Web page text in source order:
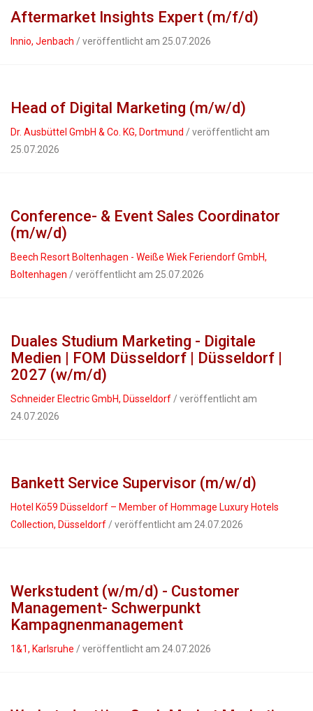
Aftermarket Insights Expert (m/f/d)
Innio, Jenbach / veröffentlicht am 25.07.2026
Head of Digital Marketing (m/w/d)
Dr. Ausbüttel GmbH & Co. KG, Dortmund / veröffentlicht am
25.07.2026
Conference- & Event Sales Coordinator
(m/w/d)
Beech Resort Boltenhagen - Weiße Wiek Feriendorf GmbH,
Boltenhagen / veröffentlicht am 25.07.2026
Duales Studium Marketing - Digitale
Medien | FOM Düsseldorf | Düsseldorf |
2027 (w/m/d)
Schneider Electric GmbH, Düsseldorf / veröffentlicht am
24.07.2026
Bankett Service Supervisor (m/w/d)
Hotel Kö59 Düsseldorf – Member of Hommage Luxury Hotels
Collection, Düsseldorf / veröffentlicht am 24.07.2026
Werkstudent (w/m/d) - Customer
Management- Schwerpunkt
Kampagnenmanagement
1&1, Karlsruhe / veröffentlicht am 24.07.2026